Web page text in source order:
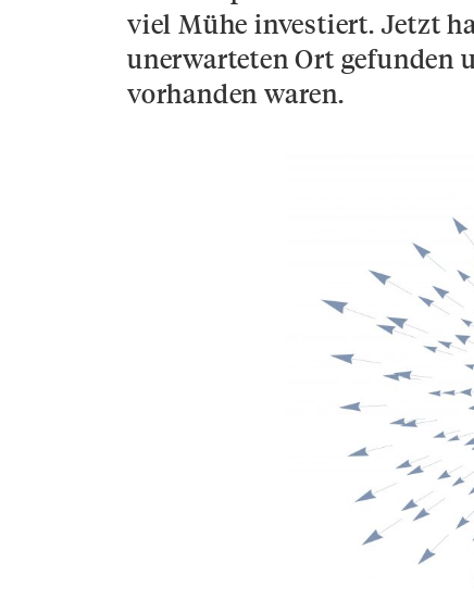
viel Mühe investiert. Jetzt
unerwarteten Ort gefunden
vorhanden waren.